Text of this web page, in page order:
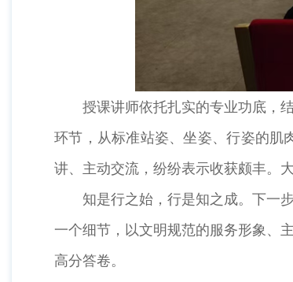
授课讲师依托扎实的专业功底，结
环节，从标准站姿、坐姿、行姿的肌
讲、主动交流，纷纷表示收获颇丰。
知是行之始，行是知之成。下一步
一个细节，以文明规范的服务形象、
高分答卷。